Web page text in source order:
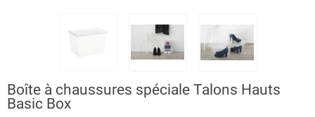
Boîte à chaussures spéciale Talons Hauts
Basic Box